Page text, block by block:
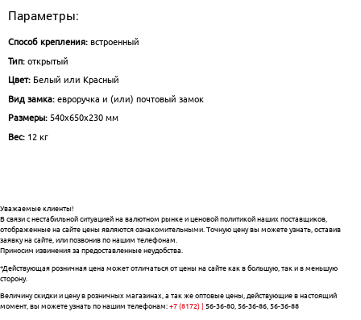
Параметры:
Способ крепления:встроенный
тип:открытый
Цвет: Белый или Красный
Вид замка:евроручка и (или) почтовый замок
Размеры:540х650х230 мм
вес: 12 кг
Уважаемые клиенты!
В связи с нестабильной ситуацией на валютном рынке и ценовой политикой наших поставщиков,
отображенные на сайте цены являются ознакомительными. Точную цену вы можете узнать, оставив
заявку на сайте, или позвонив по нашим телефонам.
Приносим извинения за предоставленные неудобства.
*Действующая розничная цена может отличаться от цены на сайте как в большую, так и в меньшую
сторону.
Величину скидки и цену в розничных магазинах, а так же оптовые цены, действующие в настоящий
момент, вы можете узнать по нашим телефонам:+7 (8172) | 56-36-80, 56-36-86, 56-36-88